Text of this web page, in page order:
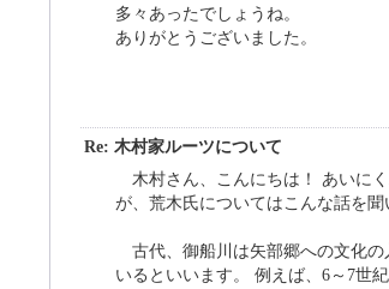
多々あったでしょうね。
ありがとうございました。
Re: 木村家ルーツについて
木村さん、こんにちは！ あいに
が、荒木氏についてはこんな話を聞
古代、御船川は矢部郷への文化の
いるといいます。 例えば、6～7世